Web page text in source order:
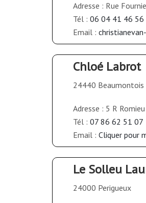
Adresse : Rue
Tél : 06 04 41 46 56
Email :
Chloé Labrot
24440 Beaumontois
Adresse : 5 R Romieu
Tél : 07 86 62 51 07
Email : Cliquer pour
Le Solleu
24000 Perigueux